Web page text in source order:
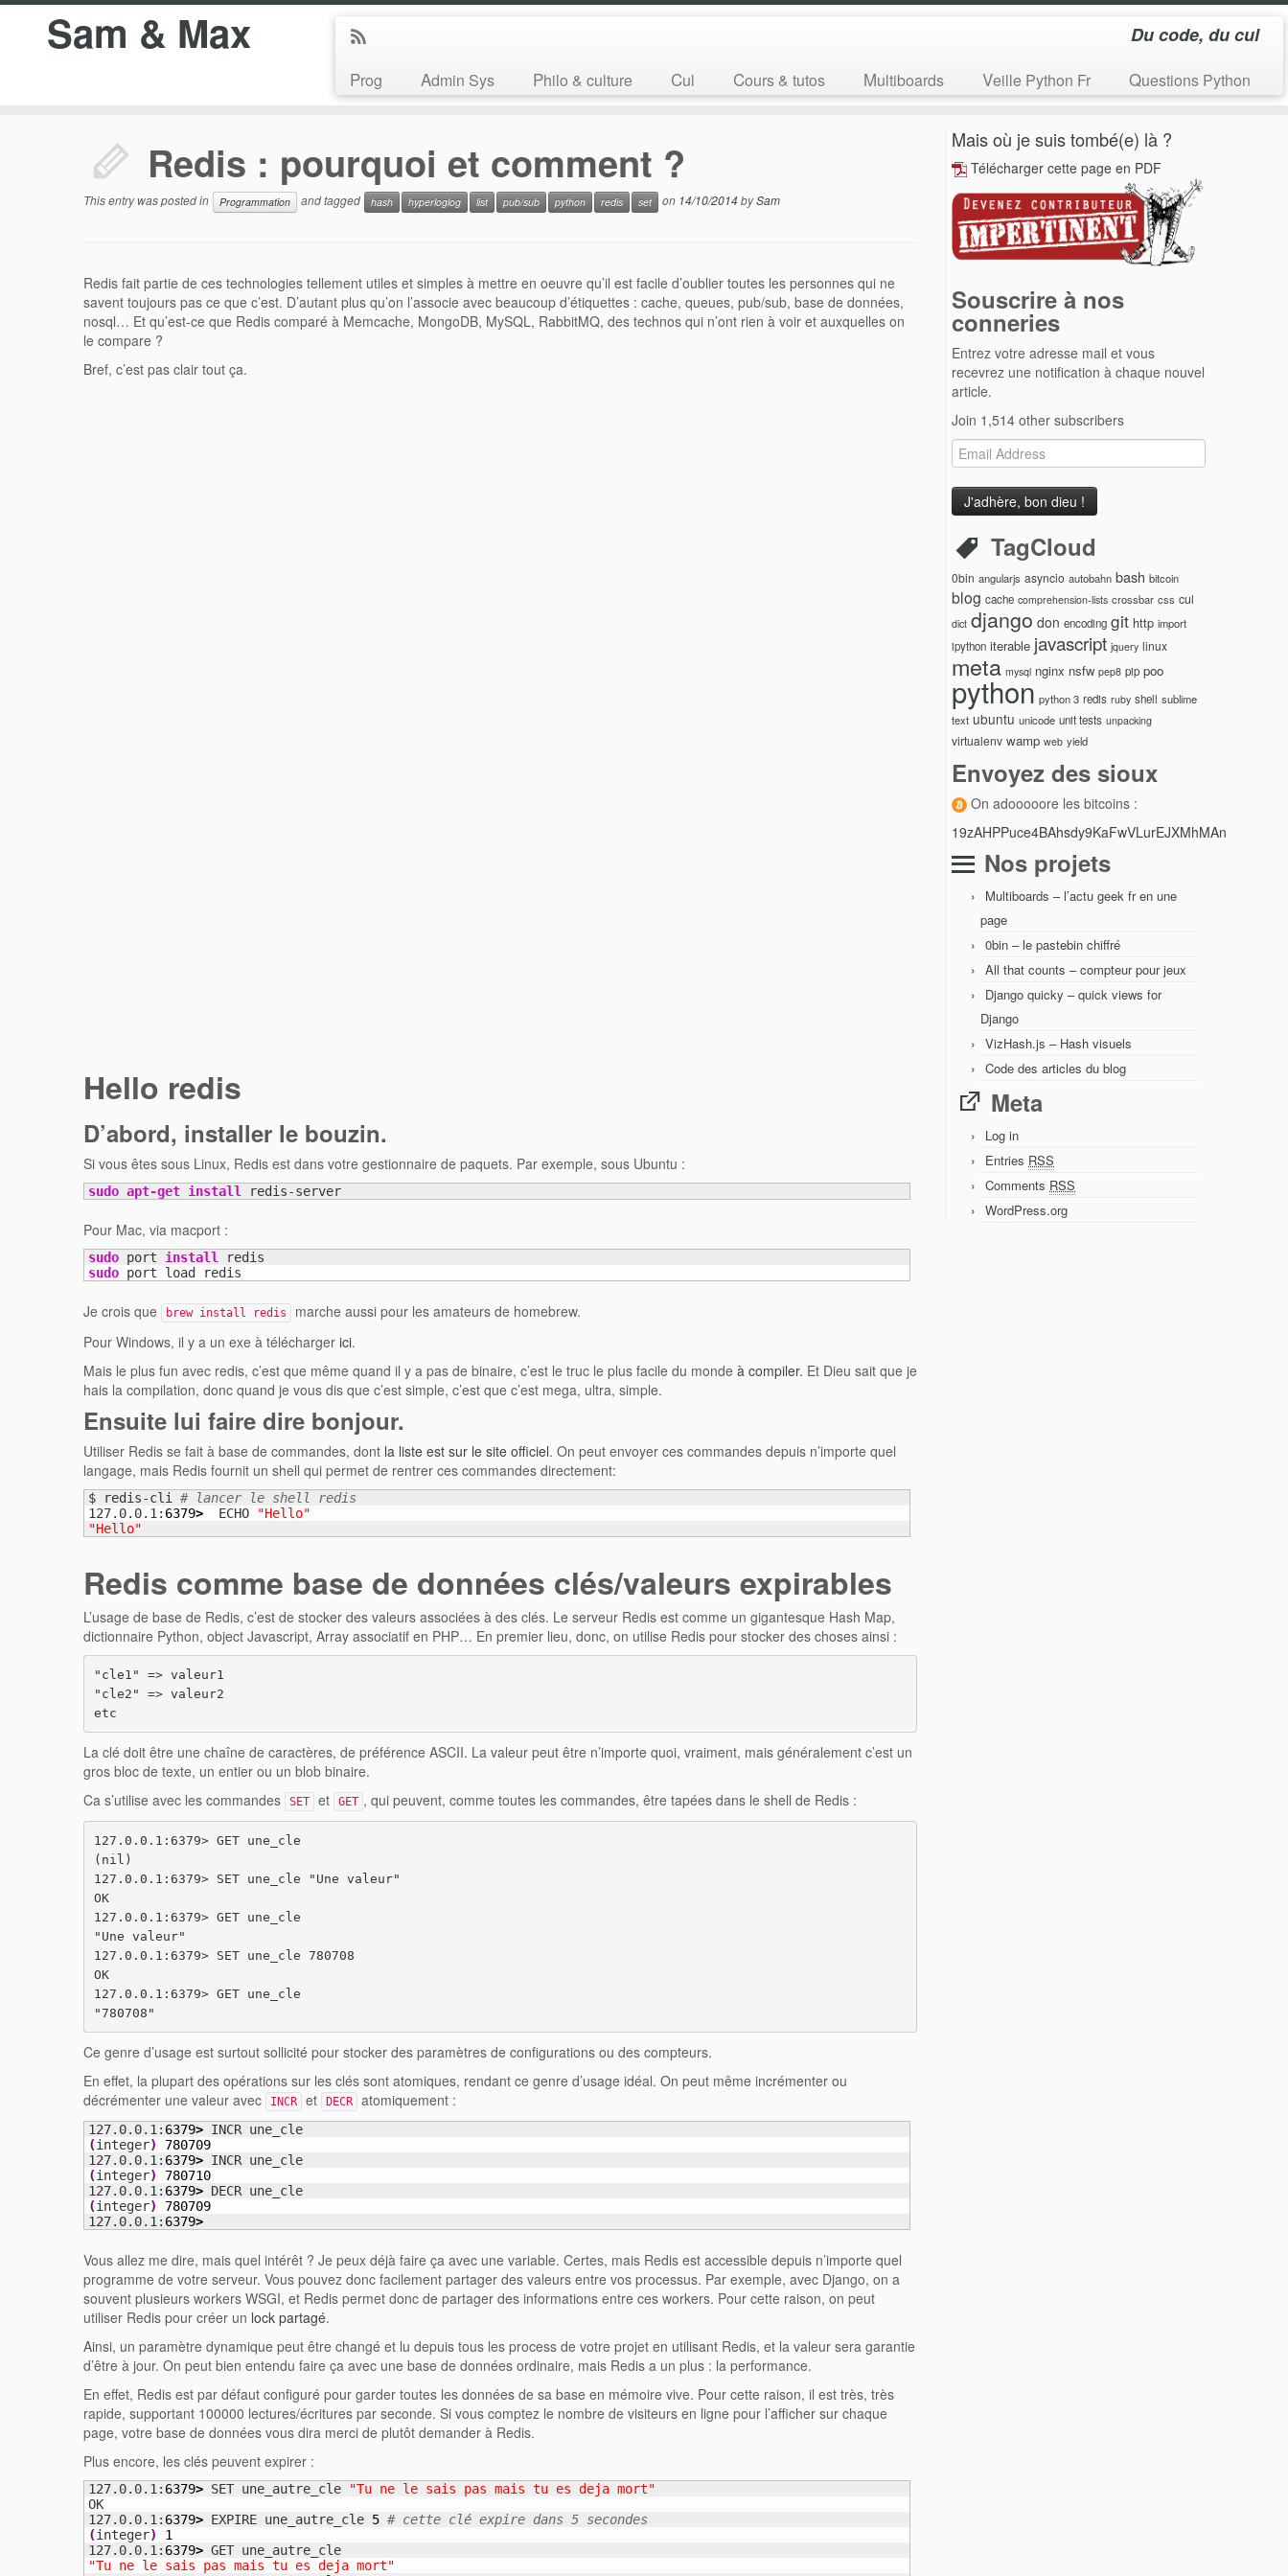
Sam & Max Du code, du cul
Prog Admin Sys Philo & culture Cul Cours & tutos Multiboards Veille Python Fr Questions Python
Redis : pourquoi et comment ?
This entry was posted in Programmation and tagged hash hyperloglog list pub/sub python redis set on 14/10/2014bySam
Redis fait partie de ces technologies tellement utiles et simples à mettre en oeuvre qu’il est facile d’oublier toutes les personnes qui ne
savent toujours pas ce que c’est. D’autant plus qu’on l’associe avec beaucoup d’étiquettes : cache, queues, pub/sub, base de données,
nosql… Et qu’est-ce que Redis comparé à Memcache, MongoDB, MySQL, RabbitMQ, des technos qui n’ont rien à voir et auxquelles on
le compare ?
Bref, c’est pas clair tout ça.
Hello redis
D’abord, installer le bouzin.
Si vous êtes sous Linux, Redis est dans votre gestionnaire de paquets. Par exemple, sous Ubuntu :
sudo apt-get install redis-server
Pour Mac, via macport :
sudo port install
sudo port load redis
Je crois que brew install redis
marche aussi pour les amateurs de homebrew.
Pour Windows, il y a un exe à télécharger ici.
Mais le plus fun avec redis, c’est que même quand il y a pas de binaire, c’est le truc le plus facile du monde à compiler. Et Dieu sait que je
hais la compilation, donc quand je vous dis que c’est simple, c’est que c’est mega, ultra, simple.
Ensuite lui faire dire bonjour.
Utiliser Redis se fait à base de commandes, dont la liste est sur le site officiel. On peut envoyer ces commandes depuis n’importe quel
langage, mais Redis fournit un shell qui permet de rentrer ces commandes directement:
$ redis-cli # lancer le shell redis
127.0.0.1: 6379>
  ECHO
"Hello"
"Hello"
Redis comme base de données clés/valeurs expirables
L’usage de base de Redis, c’est de stocker des valeurs associées à des clés. Le serveur Redis est comme un gigantesque Hash Map,
dictionnaire Python, object Javascript, Array associatif en PHP… En premier lieu, donc, on utilise Redis pour stocker des choses ainsi :
"cle1" => valeur1
"cle2" => valeur2
etc
La clé doit être une chaîne de caractères, de préférence ASCII. La valeur peut être n’importe quoi, vraiment, mais généralement c’est un
gros bloc de texte, un entier ou un blob binaire.
Ca s’utilise avec les commandes
SET et GET , qui peuvent, comme toutes les commandes, être tapées dans le shell de Redis :
127.0.0.1:6379> GET une_cle
(nil)
127.0.0.1:6379> SET une_cle "Une valeur"
OK
127.0.0.1:6379> GET une_cle
"Une valeur"
127.0.0.1:6379> SET une_cle 780708
OK
127.0.0.1:6379> GET une_cle
"780708"
Ce genre d’usage est surtout sollicité pour stocker des paramètres de configurations ou des compteurs.
En effet, la plupart des opérations sur les clés sont atomiques, rendant ce genre d’usage idéal. On peut même incrémenter ou
décrémenter une valeur avec
INCR et DECR atomiquement :
127.0.0.1: 6379>
(integer)
780709
127.0.0.1: 6379>
(integer)
780710
127.0.0.1: 6379>
(integer)
780709
127.0.0.1: 6379>
Vous allez me dire, mais quel intérêt ? Je peux déjà faire ça avec une variable. Certes, mais Redis est accessible depuis n’importe quel
programme de votre serveur. Vous pouvez donc facilement partager des valeurs entre vos processus. Par exemple, avec Django, on a
souvent plusieurs workers WSGI, et Redis permet donc de partager des informations entre ces workers. Pour cette raison, on peut
utiliser Redis pour créer un lock partagé.
Ainsi, un paramètre dynamique peut être changé et lu depuis tous les process de votre projet en utilisant Redis, et la valeur sera garantie
d’être à jour. On peut bien entendu faire ça avec une base de données ordinaire, mais Redis a un plus : la performance.
En effet, Redis est par défaut configuré pour garder toutes les données de sa base en mémoire vive. Pour cette raison, il est très, très
rapide, supportant 100000 lectures/écritures par seconde. Si vous comptez le nombre de visiteurs en ligne pour l’afficher sur chaque
page, votre base de données vous dira merci de plutôt demander à Redis.
Plus encore, les clés peuvent expirer :
127.0.0.1: 6379> SET une_autre_cle
"Tu ne le sais pas mais tu es deja mort"
OK
127.0.0.1: 6379> EXPIRE une_autre_cle 5 # cette clé expire dans 5 secondes
(integer)
1
127.0.0.1: 6379>
"Tu ne le sais pas mais tu es deja mort"
Mais où je suis tombé(e) là ?
Télécharger cette page en PDF
Souscrire à nos
conneries
Entrez votre adresse mail et vous
recevrez une notification à chaque nouvel
article.
Join 1,514 other subscribers
Email
Address
TagCloud
0bin angularjs asyncio autobahn bash bitcoin
blog cache comprehension-lists crossbar css cul
dict django don encoding git http import
ipython iterable javascript jquery linux
meta mysql nginx nsfw pep8 pip poo
python python 3 redis ruby shell sublime
text ubuntu unicode unit tests unpacking
virtualenv wamp web yield
Envoyez des sioux
On adooooore les bitcoins :
19zAHPPuce4BAhsdy9KaFwVLurEJXMhMAn
Nos projets
Multiboards – l’actu geek fr en une
page
0bin – le pastebin chiffré
All that counts – compteur pour jeux
Django quicky – quick views for
Django
VizHash.js – Hash visuels
Code des articles du blog
Meta
Log in
Entries RSS
Comments RSS
WordPress.org